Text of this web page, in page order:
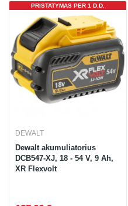
PRISTATYMAS PER 1 D.D.
DEWALT
Dewalt akumuliatorius
DCB547-XJ, 18 - 54 V, 9 Ah,
XR Flexvolt